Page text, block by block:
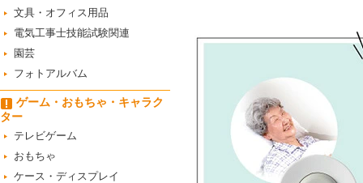
文具・オフィス用品
電気工事士技能試験関連
園芸
フォトアルバム
ゲーム・おもちゃ・キャラク
ター
テレビゲーム
おもちゃ
ケース・ディスプレイ